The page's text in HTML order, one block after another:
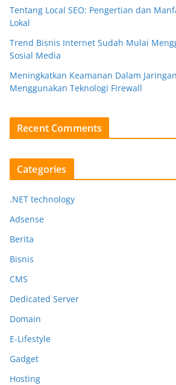
Tentang Local SEO: Pengertian dan
Lokal
Trend Bisnis Internet Sudah Mulai
Sosial Media
Meningkatkan Keamanan Dalam
Menggunakan Teknologi Firewall
Recent Comments
Categories
.NET technology
Adsense
Berita
Bisnis
CMS
Dedicated Server
Domain
E-Lifestyle
Gadget
Hosting